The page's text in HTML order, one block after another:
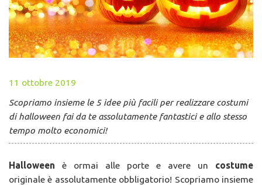
11 ottobre 2019
Scopriamo insieme le 5 idee più facili per realizzare costumi
di halloween fai da te assolutamente fantastici e allo stesso
tempo molto economici!
Halloween è ormai alle porte e avere un costume
originale è assolutamente obbligatorio! Scopriamo insieme